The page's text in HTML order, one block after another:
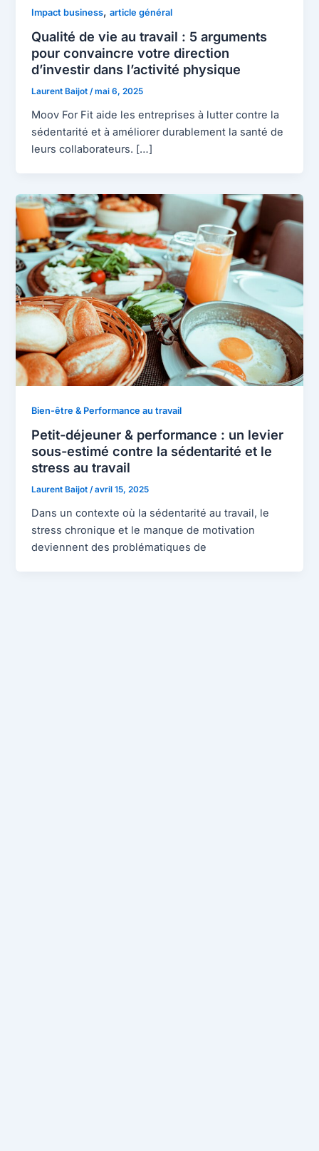
Impact business,article général
Qualité de vie au travail : 5 arguments
pour convaincre votre direction
d’investir dans l’activité physique
Laurent Baijot/mai 6, 2025
Moov For Fit aide les entreprises à lutter contre la
sédentarité et à améliorer durablement la santé de
leurs collaborateurs. […]
Bien-être & Performance au travail
Petit-déjeuner & performance : un levier
sous-estimé contre la sédentarité et le
stress au travail
Laurent Baijot/avril 15, 2025
Dans un contexte où la sédentarité au travail, le
stress chronique et le manque de motivation
deviennent des problématiques de